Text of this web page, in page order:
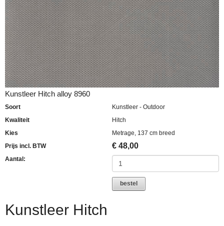
Kunstleer Hitch alloy 8960
Soort
Kunstleer - Outdoor
Kwaliteit
Hitch
Kies
Metrage, 137 cm breed
Prijs incl. BTW
€ 48,00
Aantal:
bestel
Kunstleer Hitch